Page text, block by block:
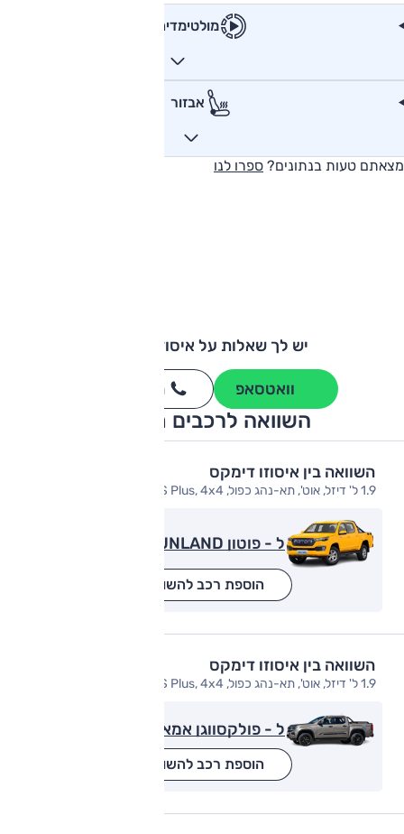
מולטימדיה
אבזור
מצאתם טעות בנתונים? ספרו לנו
יש לך שאלות על איסוזו דימקס?
וואטסאפ חייגו
השוואה לרכבים מתחרים
השוואה בין איסוזו דימקס
1.9 ל' דיזל, אוט', תא-נהג כפול, S Plus, 4x4
ל - פוטון eTUNLAND
הוספת רכב להשוואה
השוואה בין איסוזו דימקס
1.9 ל' דיזל, אוט', תא-נהג כפול, S Plus, 4x4
ל - פולקסווגן אמארוק
הוספת רכב להשוואה